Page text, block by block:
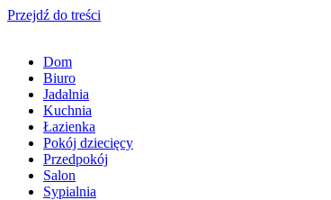
Przejdź do treści
Dom
Biuro
Jadalnia
Kuchnia
Łazienka
Pokój dziecięcy
Przedpokój
Salon
Sypialnia